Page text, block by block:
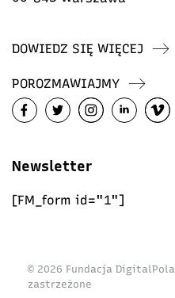
DOWIEDZ SIĘ WIĘCEJ
POROZMAWIAJMY
Newsletter
[FM_form id="1"]
© 2026 Fundacja
zastrzeżone